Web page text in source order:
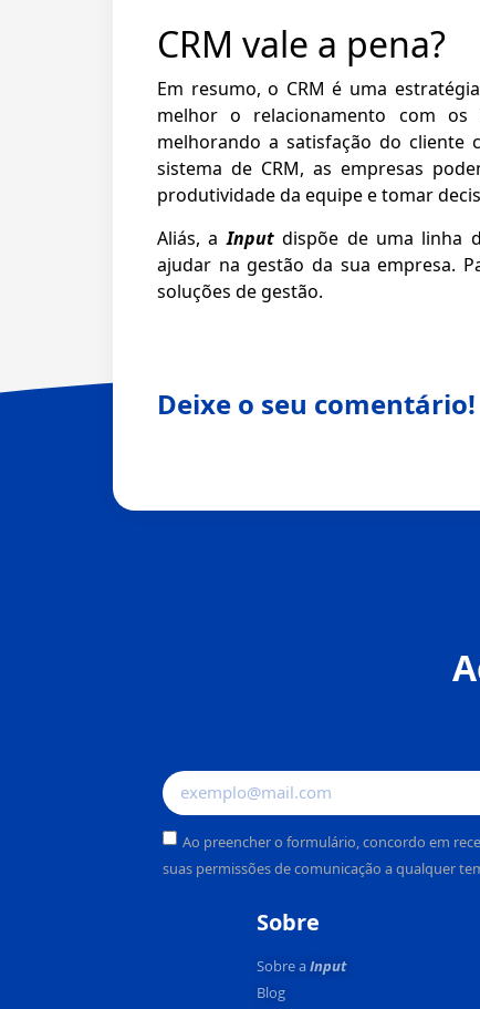
CRM vale a pena?
Em resumo, o CRM é uma
melhor o relacionamento com os
melhorando a satisfação do cliente
sistema de CRM, as empresas
produtividade da equipe e tomar
Aliás, aInput dispõe de uma linha
ajudar na gestão da sua empresa.
soluções de gestão.
Deixe o seu comentário!
Ao preencher o formulário, concordo em
suas permissões de comunicação a qualquer
Sobre
Sobre aInput
Blog